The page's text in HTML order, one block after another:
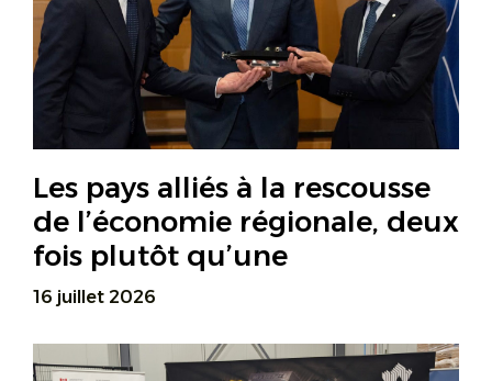
Les pays alliés à la rescousse
de l’économie régionale, deux
fois plutôt qu’une
16 juillet 2026